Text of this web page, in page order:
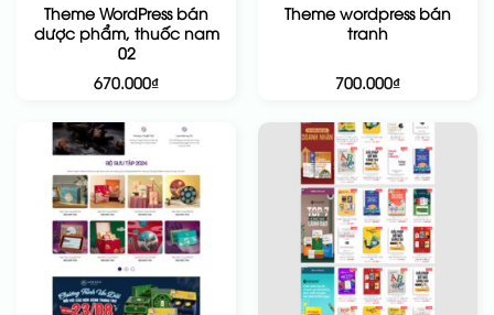
Theme WordPress bán
dược phẩm, thuốc nam
02
670.000₫
Theme wordpress bán
tranh
700.000₫